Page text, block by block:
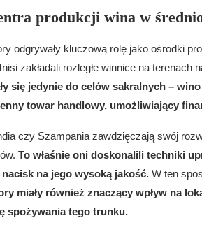
produkcji wina w
odgrywały kluczową rolę jako ośrodki
zakładali rozległe winnice na terenach
się jedynie do celów sakralnych –
towar handlowy, umożliwiający
czy Szampania zawdzięczają swój
To właśnie oni doskonalili techniki
na jego wysoką jakość. W ten
miały również znaczący wpływ na
spożywania tego trunku.